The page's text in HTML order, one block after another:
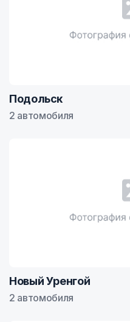
Подольск
2 автомобиля
Новый Уренгой
2 автомобиля